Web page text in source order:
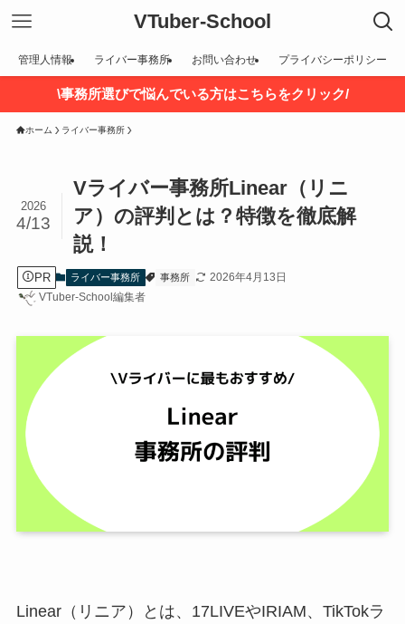
VTuber-School
管理人情報 ライバー事務所 お問い合わせ プライバシーポリシー
\事務所選びで悩んでいる方はこちらをクリック/
ホーム ライバー事務所
Vライバー事務所Linear（リニ
ア）の評判とは？特徴を徹底解
説！
2026
4/13
PR ライバー事務所 事務所
2026年4月13日
VTuber-School編集者
Linear（リニア）とは、17LIVEやIRIAM、TikTokラ